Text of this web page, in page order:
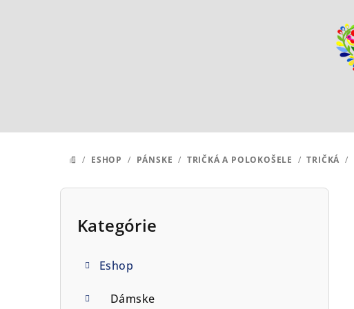
DOMOV
/ ESHOP / PÁNSKE / TRIČKÁ A POLOKOŠELE / TRIČKÁ /
B
Preskočiť
kategórie
Kategórie
Eshop
Dámske